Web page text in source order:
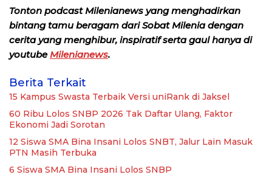
Tonton podcast Milenianews yang menghadirkan
bintang tamu beragam dari Sobat Milenia dengan
cerita yang menghibur, inspiratif serta gaul hanya di
youtubeMilenianews.
Berita Terkait
15 Kampus Swasta Terbaik Versi uniRank di Jaksel
60 Ribu Lolos SNBP 2026 Tak Daftar Ulang, Faktor
Ekonomi Jadi Sorotan
12 Siswa SMA Bina Insani Lolos SNBT, Jalur Lain Masuk
PTN Masih Terbuka
6 Siswa SMA Bina Insani Lolos SNBP